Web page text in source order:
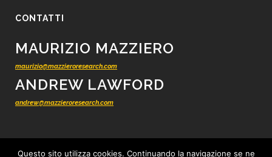
CONTATTI
MAURIZIO MAZZIERO
maurizio@mazzieroresearch.com
ANDREW LAWFORD
andrew@mazzieroresearch.com
Questo sito utilizza cookies. Continuando la navigazione se ne